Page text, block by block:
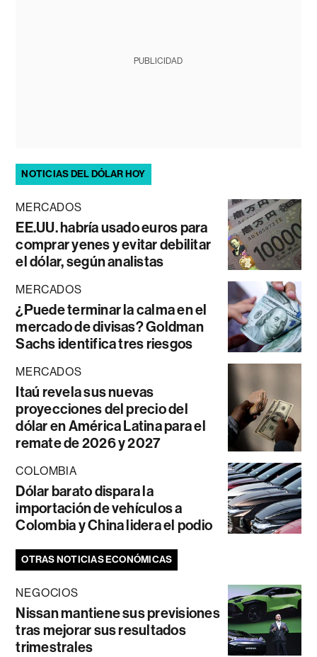
PUBLICIDAD
NOTICIAS DEL DÓLAR HOY
MERCADOS
EE.UU. habría usado euros para
comprar yenes y evitar debilitar
el dólar, según analistas
MERCADOS
¿Puede terminar la calma en el
mercado de divisas? Goldman
Sachs identifica tres riesgos
MERCADOS
Itaú revela sus nuevas
proyecciones del precio del
dólar en América Latina para el
remate de 2026 y 2027
COLOMBIA
Dólar barato dispara la
importación de vehículos a
Colombia y China lidera el podio
OTRAS NOTICIAS ECONÓMICAS
NEGOCIOS
Nissan mantiene sus previsiones
tras mejorar sus resultados
trimestrales